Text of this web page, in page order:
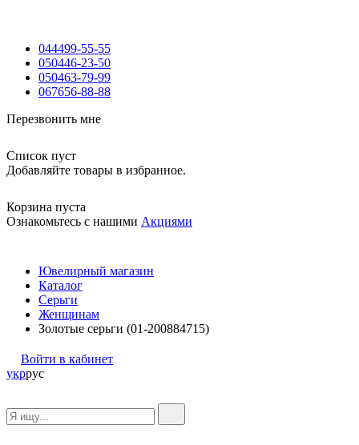
044499-55-55
050446-23-50
050463-79-99
067656-88-88
Перезвонить мне
Список пуст
Добавляйте товары в избранное.
Корзина пуста
Ознакомьтесь с нашими Акциями
Ювелирный магазин
Каталог
Серьги
Женщинам
Золотые серьги (01-200884715)
Войти в кабинет
укррус